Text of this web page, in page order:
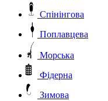
Спінінгова
Поплавцева
Морська
Фідерна
Зимова